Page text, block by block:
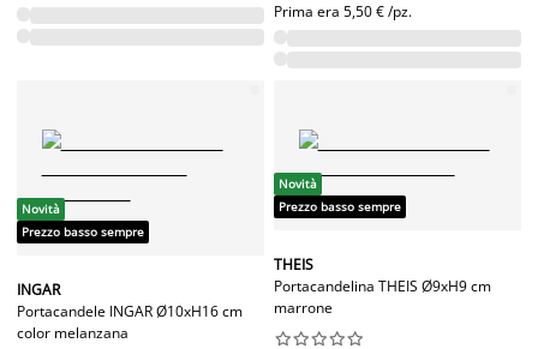
Prima era 5,50 € /pz.
Novità
Prezzo basso sempre
INGAR
Portacandele INGAR Ø10xH16 cm
color melanzana
Novità
Prezzo basso sempre
THEIS
Portacandelina THEIS Ø9xH9 cm
marrone





